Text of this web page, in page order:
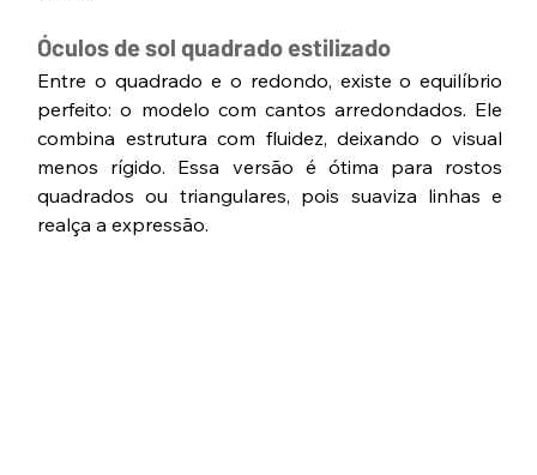
Óculos de sol quadrado estilizado
Entre o quadrado e o redondo, existe o equilíbrio
perfeito: o modelo com cantos arredondados. Ele
combina estrutura com fluidez, deixando o visual
menos rígido. Essa versão é ótima para rostos
quadrados ou triangulares, pois suaviza linhas e
realça a expressão.